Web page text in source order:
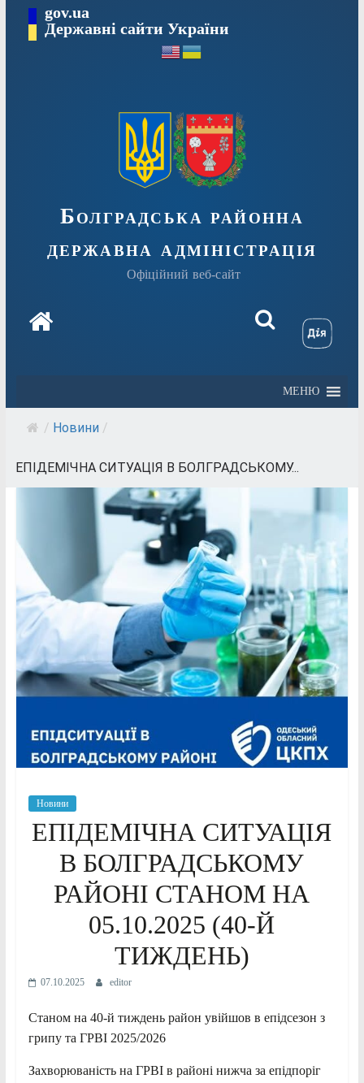
Перейтиgov.ua
Державні сайти України
Болградська районна
державна адміністрація
Офіційний веб-сайт
МЕНЮ
/ Новини /
ЕПІДЕМІЧНА СИТУАЦІЯ В БОЛГРАДСЬКОМУ...
Новини
ЕПІДЕМІЧНА СИТУАЦІЯ
В БОЛГРАДСЬКОМУ
РАЙОНІ СТАНОМ НА
05.10.2025 (40-Й
ТИЖДЕНЬ)
07.10.2025 editor
Станом на 40-й тиждень район увійшов в епідсезон з
грипу та ГРВІ 2025/2026
Захворюваність на ГРВІ в районі нижча за епідпоріг